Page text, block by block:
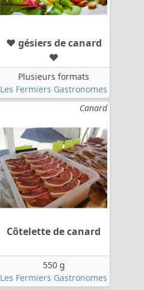
❤ gésiers de canard
❤
Plusieurs formats
Les Fermiers Gastronomes
Canard
Côtelette de canard
550 g
Les Fermiers Gastronomes